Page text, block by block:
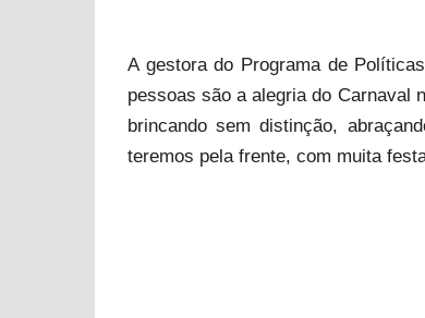
A gestora do Programa de
pessoas são a alegria do Carnaval
brincando sem distinção,
teremos pela frente, com muita